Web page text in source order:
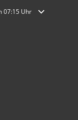
auszublenden
07:15 Uhr